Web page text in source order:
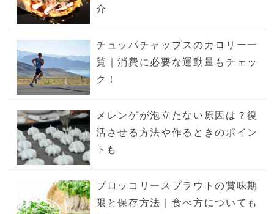
介
チュッパチャップスのカロリー一
覧｜消費に必要な運動量もチェッ
ク！
メレンゲが泡立たない原因は？復
活させる方法や作るときのポイン
トも
ブロッコリースプラウトの賞味期
限と保存方法｜食べ方についても